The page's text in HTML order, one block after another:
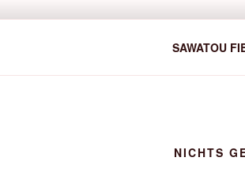
Fiber Artist
SAWATOU
NICHTS